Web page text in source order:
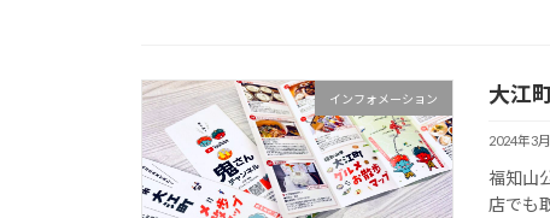
インフォメーション 大江
2024年3
福知山
店でも